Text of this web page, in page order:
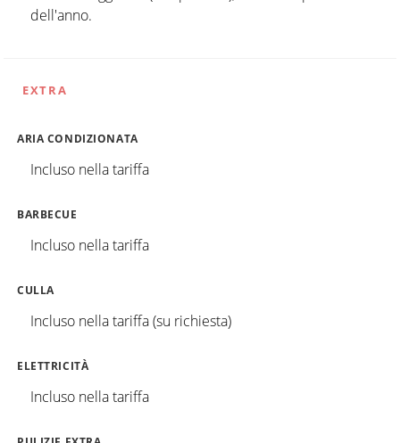
dell'anno.
EXTRA
ARIA CONDIZIONATA
Incluso nella tariffa
BARBECUE
Incluso nella tariffa
CULLA
Incluso nella tariffa (su richiesta)
ELETTRICITÀ
Incluso nella tariffa